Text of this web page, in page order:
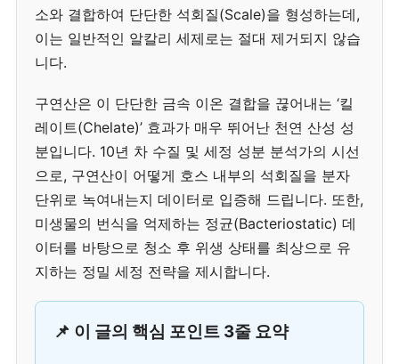
소와 결합하여 단단한 석회질(Scale)을 형성하는데,
이는 일반적인 알칼리 세제로는 절대 제거되지 않습
니다.
구연산은 이 단단한 금속 이온 결합을 끊어내는 ‘킬
레이트(Chelate)’ 효과가 매우 뛰어난 천연 산성 성
분입니다. 10년 차 수질 및 세정 성분 분석가의 시선
으로, 구연산이 어떻게 호스 내부의 석회질을 분자
단위로 녹여내는지 데이터로 입증해 드립니다. 또한,
미생물의 번식을 억제하는 정균(Bacteriostatic) 데
이터를 바탕으로 청소 후 위생 상태를 최상으로 유
지하는 정밀 세정 전략을 제시합니다.
📌 이 글의 핵심 포인트 3줄 요약